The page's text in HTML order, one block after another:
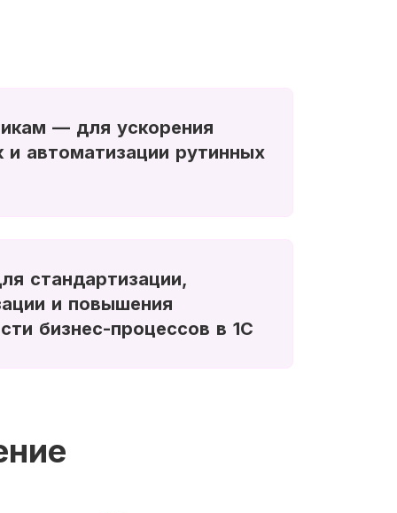
— для ускорения
и автоматизации рутинных
стандартизации,
и повышения
бизнес-процессов в 1С